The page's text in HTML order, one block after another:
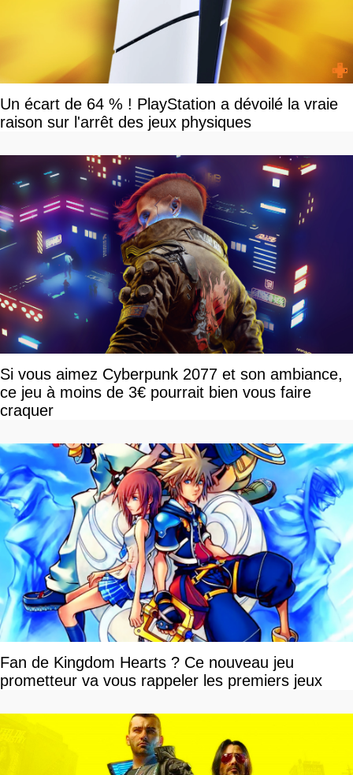
Un écart de 64 % ! PlayStation a dévoilé la vraie
raison sur l'arrêt des jeux physiques
Si vous aimez Cyberpunk 2077 et son ambiance,
ce jeu à moins de 3€ pourrait bien vous faire
craquer
Fan de Kingdom Hearts ? Ce nouveau jeu
prometteur va vous rappeler les premiers jeux